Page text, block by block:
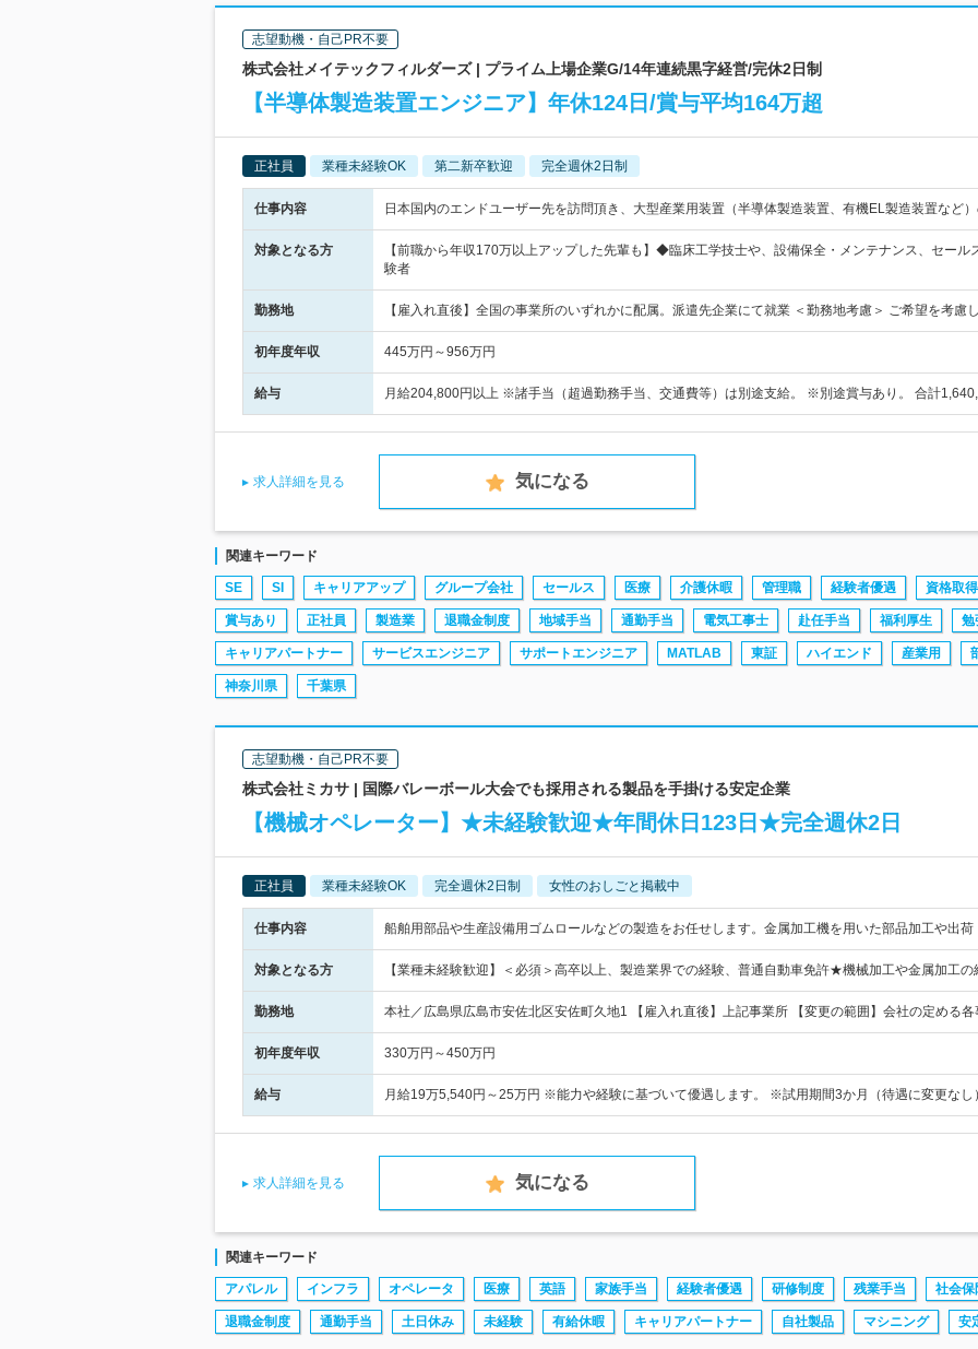
志望動機・自己PR不要
株式会社メイテックフィルダーズ | プライム上場企業G/14年連続黒字経営/完休2日制
【半導体製造装置エンジニア】年休124日/賞与平均164万超
正社員 業種未経験OK 第二新卒歓迎 完全週休2日制
仕事内容 日本国内のエンドユーザー先を訪問頂き、大型産業用装置（半導体製造装置、有機EL製造装置など
対象となる方
【前職から年収170万以上アップした先輩も】◆臨床工学技士や、設備保全・メンテナンス、セー
験者
勤務地 【雇入れ直後】全国の事業所のいずれかに配属。派遣先企業にて就業 ＜勤務地考慮＞ ご希望を考慮
初年度年収 445万円～956万円
給与 月給204,800円以上 ※諸手当（超過勤務手当、交通費等）は別途支給。 ※別途賞与あり。 合計
求人詳細を見る 気になる
関連キーワード
SE SI キャリアアップ グループ会社 セールス 医療 介護休暇 管理職 経験者優遇 資格取
賞与あり 正社員 製造業 退職金制度 地域手当 通勤手当 電気工事士 赴任手当 福利厚生 勉
キャリアパートナー サービスエンジニア サポートエンジニア MATLAB 東証 ハイエンド 産業用
神奈川県 千葉県
志望動機・自己PR不要
株式会社ミカサ | 国際バレーボール大会でも採用される製品を手掛ける安定企業
【機械オペレーター】★未経験歓迎★年間休日123日★完全週休2日
正社員 業種未経験OK 完全週休2日制 女性のおしごと掲載中
仕事内容 船舶用部品や生産設備用ゴムロールなどの製造をお任せします。金属加工機を用いた部品加工や出
対象となる方 【業種未経験歓迎】＜必須＞高卒以上、製造業界での経験、普通自動車免許★機械加工や金属加工
勤務地 本社／広島県広島市安佐北区安佐町久地1 【雇入れ直後】上記事業所 【変更の範囲】会社の定める各
初年度年収 330万円～450万円
給与 月給19万5,540円～25万円 ※能力や経験に基づいて優遇します。 ※試用期間3か月（待遇に変更なし
求人詳細を見る 気になる
関連キーワード
アパレル インフラ オペレータ 医療 英語 家族手当 経験者優遇 研修制度 残業手当 社会保
退職金制度 通勤手当 土日休み 未経験 有給休暇 キャリアパートナー 自社製品 マシニング 安